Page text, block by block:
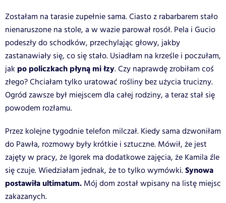
Zostałam na tarasie zupełnie sama. Ciasto z rabarbarem stało
nienaruszone na stole, a w wazie parował rosół. Pela i Gucio
podeszły do schodków, przechylając głowy, jakby
zastanawiały się, co się stało. Usiadłam na krześle i poczułam,
jak po policzkach płyną mi łzy. Czy naprawdę zrobiłam coś
złego? Chciałam tylko uratować rośliny bez użycia trucizny.
Ogród zawsze był miejscem dla całej rodziny, a teraz stał się
powodem rozłamu.
Przez kolejne tygodnie telefon milczał. Kiedy sama dzwoniłam
do Pawła, rozmowy były krótkie i sztuczne. Mówił, że jest
zajęty w pracy, że Igorek ma dodatkowe zajęcia, że Kamila źle
się czuje. Wiedziałam jednak, że to tylko wymówki.Synowa
postawiła ultimatum. Mój dom został wpisany na listę miejsc
zakazanych.